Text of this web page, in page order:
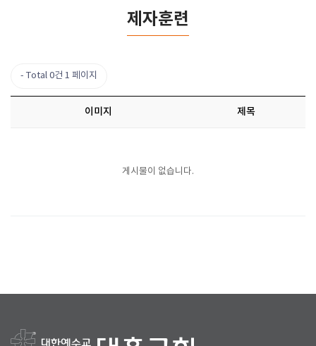
제자훈련
Total 0건 1 페이지
이미지 제목
게시물이 없습니다.